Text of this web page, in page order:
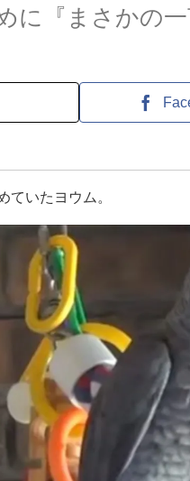
に『まさかの一
ていたヨウム。